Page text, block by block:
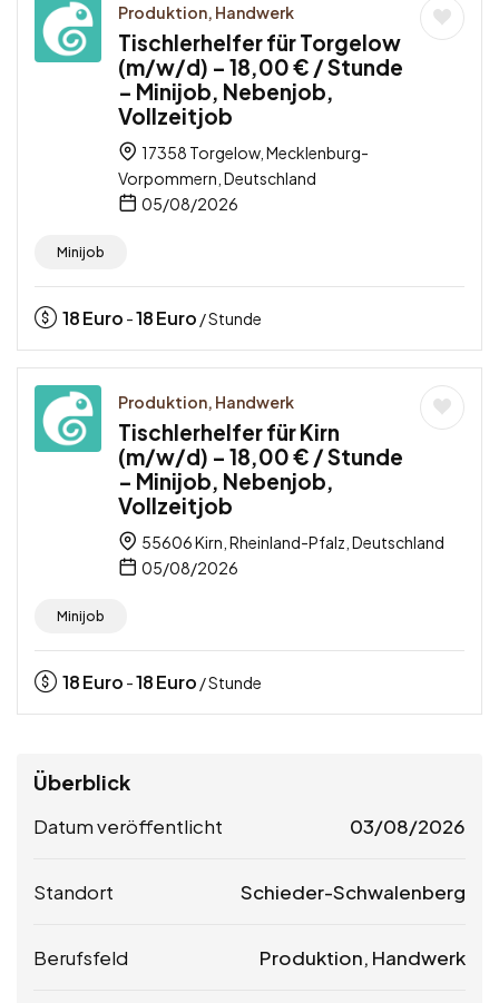
Produktion, Handwerk
Tischlerhelfer für Torgelow
(m/w/d) – 18,00 € / Stunde
– Minijob, Nebenjob,
Vollzeitjob
17358 Torgelow, Mecklenburg-
Vorpommern, Deutschland
05/08/2026
Minijob
18Euro -18Euro / Stunde
Produktion, Handwerk
Tischlerhelfer für Kirn
(m/w/d) – 18,00 € / Stunde
– Minijob, Nebenjob,
Vollzeitjob
55606 Kirn, Rheinland-Pfalz, Deutschland
05/08/2026
Minijob
18Euro -18Euro / Stunde
Überblick
Datum veröffentlicht 03/08/2026
Standort Schieder-Schwalenberg
Berufsfeld Produktion, Handwerk